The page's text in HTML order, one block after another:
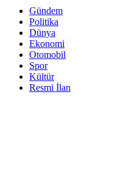
Gündem
Politika
Dünya
Ekonomi
Otomobil
Spor
Kültür
Resmi İlan